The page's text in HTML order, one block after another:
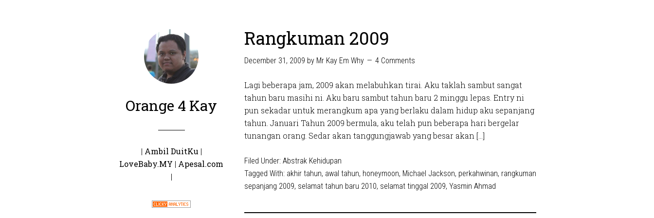
Orange 4 Kay
| Ambil DuitKu |
LoveBaby.MY | Apesal.com
|
Rangkuman 2009
December 31, 2009 by Mr Kay Em Why 4 Comments
Lagi beberapa jam, 2009 akan melabuhkan tirai. Aku taklah sambut sangat
tahun baru masihi ni. Aku baru sambut tahun baru 2 minggu lepas. Entry ni
pun sekadar untuk merangkum apa yang berlaku dalam hidup aku sepanjang
tahun. Januari Tahun 2009 bermula, aku telah pun beberapa hari bergelar
tunangan orang. Sedar akan tanggungjawab yang besar akan […]
Filed Under: Abstrak Kehidupan
Tagged With: akhir tahun, awal tahun, honeymoon, Michael Jackson, perkahwinan, rangkuman
sepanjang 2009, selamat tahun baru 2010, selamat tinggal 2009, Yasmin Ahmad